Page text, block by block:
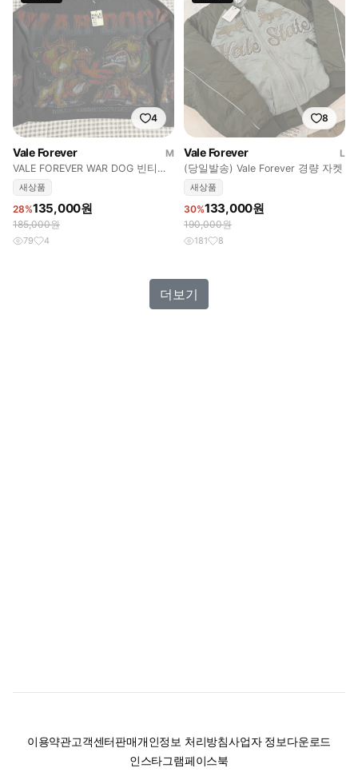
4
Vale Forever
M
VALE FOREVER WAR DOG 빈티지
니트 긴팔티
새상품
28%135,000원
185,000원
79 4
8
Vale Forever
L
(당일발송) Vale Forever 경량 자켓
새상품
30%133,000원
190,000원
181 8
더보기
이용약관고객센터판매개인정보 처리방침사업자 정보다운로드
인스타그램페이스북